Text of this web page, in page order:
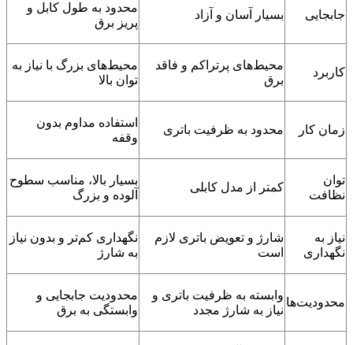
جابجایی بسیار آسان و آزاد
محدود به طول کابل و
پریز برق
کاربرد
محیط‌های پرتراکم و فاقد
برق
محیط‌های بزرگ با نیاز به
توان بالا
زمان کار محدود به ظرفیت باتری
استفاده مداوم بدون
وقفه
توان
نظافت
کمتر از مدل کابلی
بسیار بالا، مناسب سطوح
آلوده و بزرگ
نیاز به
نگهداری
شارژ و تعویض باتری لازم
است
نگهداری کم‌تر و بدون نیاز
به شارژ
محدودیت‌ها
وابسته به ظرفیت باتری و
نیاز به شارژ مجدد
محدودیت جابجایی و
وابستگی به برق